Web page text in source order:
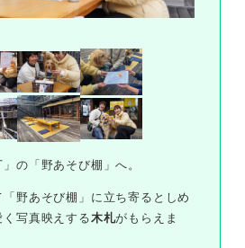
の「野あそび棚」へ。
野あそび棚」に立ち寄るとしめ
写真映えする木札がもらえま